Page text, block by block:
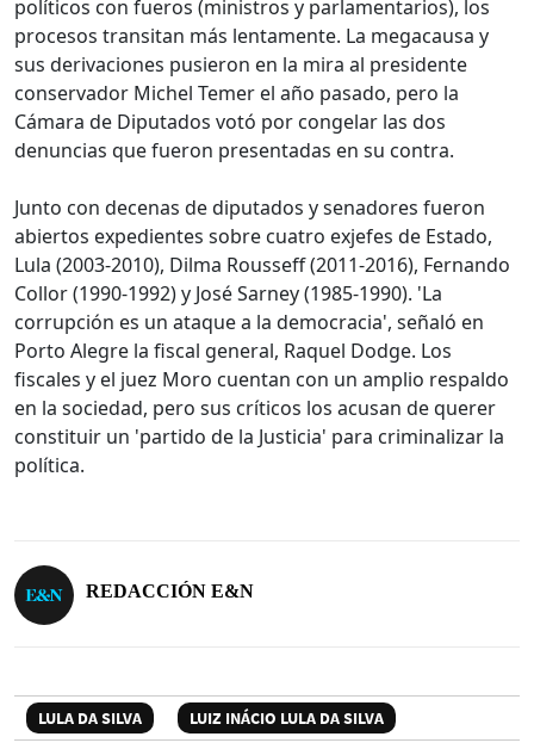
políticos con fueros (ministros y parlamentarios), los
procesos transitan más lentamente. La megacausa y
sus derivaciones pusieron en la mira al presidente
conservador Michel Temer el año pasado, pero la
Cámara de Diputados votó por congelar las dos
denuncias que fueron presentadas en su contra.
Junto con decenas de diputados y senadores fueron
abiertos expedientes sobre cuatro exjefes de Estado,
Lula (2003-2010), Dilma Rousseff (2011-2016), Fernando
Collor (1990-1992) y José Sarney (1985-1990). 'La
corrupción es un ataque a la democracia', señaló en
Porto Alegre la fiscal general, Raquel Dodge. Los
fiscales y el juez Moro cuentan con un amplio respaldo
en la sociedad, pero sus críticos los acusan de querer
constituir un 'partido de la Justicia' para criminalizar la
política.
REDACCIÓN E&N
LULA DA SILVA LUIZ INÁCIO LULA DA SILVA